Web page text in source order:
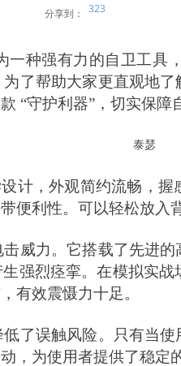
种强有力的自卫工
了帮助大家更直观地
“守护利器”，切实保障
泰瑟
计，外观简约流畅，握
便利性。可以轻松放入
威力。它搭载了先进
强烈痉挛。在模拟实
有效震慑力十足。
了误触风险。只有当
，为使用者提供了稳定
分享到： 323